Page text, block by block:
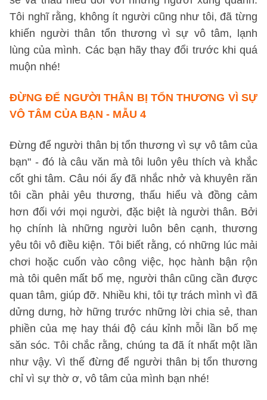
Tôi nghĩ rằng, không ít người cũng như tôi, đã từng
khiến người thân tổn thương vì sự vô tâm, lạnh
lùng của mình. Các bạn hãy thay đổi trước khi quá
muộn nhé!
ĐỪNG ĐỂ NGƯỜI THÂN BỊ TỔN THƯƠNG VÌ SỰ
VÔ TÂM CỦA BẠN - MẪU 4
Đừng để người thân bị tổn thương vì sự vô tâm của
bạn" - đó là câu văn mà tôi luôn yêu thích và khắc
cốt ghi tâm. Câu nói ấy đã nhắc nhở và khuyên răn
tôi cần phải yêu thương, thấu hiểu và đồng cảm
hơn đối với mọi người, đặc biệt là người thân. Bởi
họ chính là những người luôn bên cạnh, thương
yêu tôi vô điều kiện. Tôi biết rằng, có những lúc mải
chơi hoặc cuốn vào công việc, học hành bận rộn
mà tôi quên mất bố mẹ, người thân cũng cần được
quan tâm, giúp đỡ. Nhiều khi, tôi tự trách mình vì đã
dửng dưng, hờ hững trước những lời chia sẻ, than
phiền của mẹ hay thái độ cáu kỉnh mỗi lần bố mẹ
săn sóc. Tôi chắc rằng, chúng ta đã ít nhất một lần
như vậy. Vì thế đừng để người thân bị tổn thương
chỉ vì sự thờ ơ, vô tâm của mình bạn nhé!